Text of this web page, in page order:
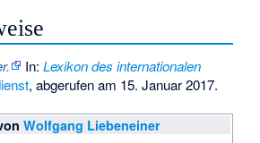
In:Lexikon des internationalen
, abgerufen am 15. Januar 2017.
Wolfgang Liebeneiner